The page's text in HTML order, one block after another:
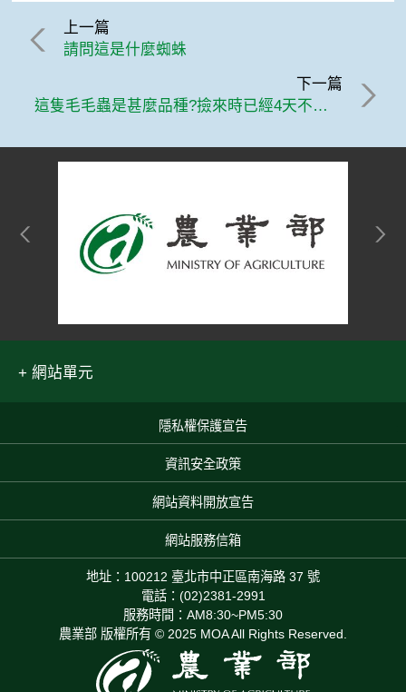
上一篇
請問這是什麼蜘蛛
下一篇
這隻毛毛蟲是甚麼品種?撿來時已經4天不吃東西了
網站單元
隱私權保護宣告
資訊安全政策
網站資料開放宣告
網站服務信箱
地址：100212 臺北市中正區南海路 37 號
電話：(02)2381-2991
服務時間：AM8:30~PM5:30
農業部 版權所有 © 2025 MOA All Rights Reserved.